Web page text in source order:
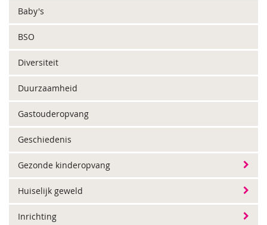
Baby's
BSO
Diversiteit
Duurzaamheid
Gastouderopvang
Geschiedenis
Gezonde kinderopvang
Huiselijk geweld
Inrichting